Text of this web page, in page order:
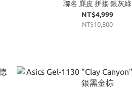
聯名 麂皮 拼接 銀灰綠
NT$4,999
NT$10,800